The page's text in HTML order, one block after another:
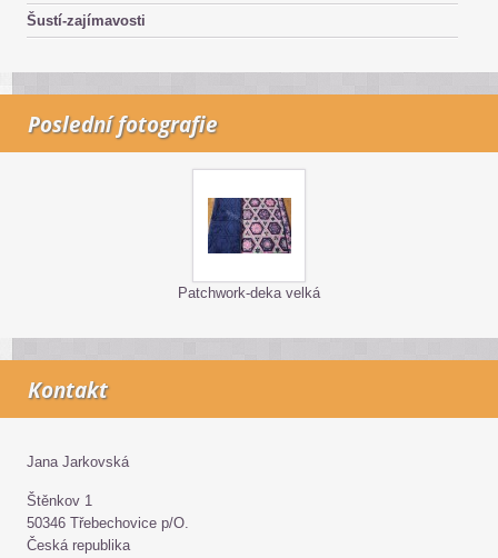
Šustí-zajímavosti
Poslední fotografie
Patchwork-deka velká
Kontakt
Jana Jarkovská
Štěnkov 1
50346 Třebechovice p/O.
Česká republika